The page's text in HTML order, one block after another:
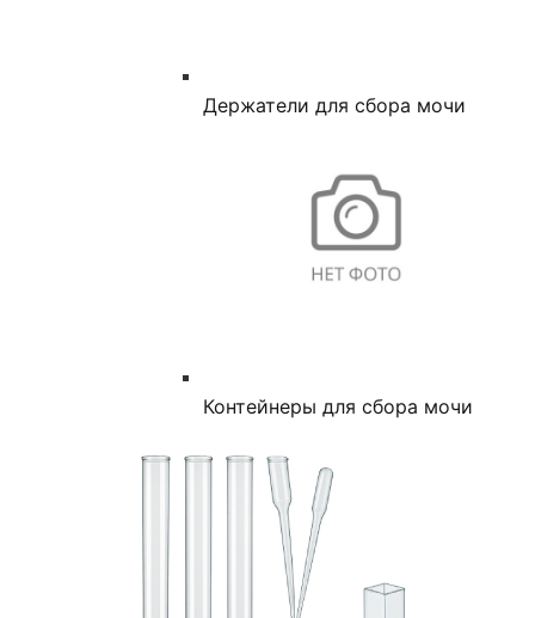
Держатели для сбора мочи
Контейнеры для сбора мочи